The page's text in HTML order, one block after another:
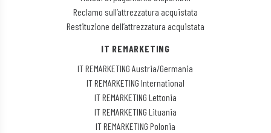
Reclamo sull’attrezzatura acquistata
Restituzione dell’attrezzatura acquistata
IT REMARKETING
IT REMARKETING Austria/Germania
IT REMARKETING International
IT REMARKETING Lettonia
IT REMARKETING Lituania
IT REMARKETING Polonia